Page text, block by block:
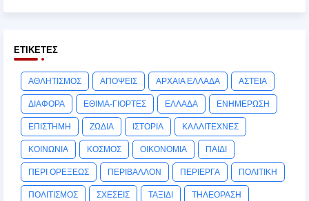
ΕΤΙΚΈΤΕΣ
ΑΘΛΗΤΙΣΜΟΣ ΑΠΟΨΕΙΣ ΑΡΧΑΙΑ ΕΛΛΑΔΑ ΑΣΤΕΙΑ
ΔΙΑΦΟΡΑ ΕΘΙΜΑ-ΓΙΟΡΤΕΣ ΕΛΛΑΔΑ ΕΝΗΜΕΡΩΣΗ
ΕΠΙΣΤΗΜΗ ΖΩΔΙΑ ΙΣΤΟΡΙΑ ΚΑΛΛΙΤΕΧΝΕΣ
ΚΟΙΝΩΝΙΑ ΚΟΣΜΟΣ ΟΙΚΟΝΟΜΙΑ ΠΑΙΔΙ
ΠΕΡΙ ΟΡΕΞΕΩΣ ΠΕΡΙΒΑΛΛΟΝ ΠΕΡΙΕΡΓΑ ΠΟΛΙΤΙΚΗ
ΠΟΛΙΤΙΣΜΟΣ ΣΧΕΣΕΙΣ ΤΑΞΙΔΙ ΤΗΛΕΟΡΑΣΗ